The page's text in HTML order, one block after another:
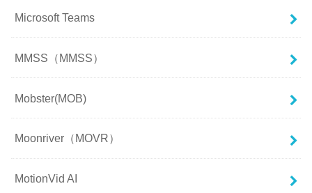
Microsoft Teams
MMSS（MMSS）
Mobster(MOB)
Moonriver（MOVR）
MotionVid AI